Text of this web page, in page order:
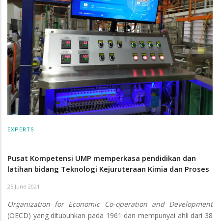
EXPERTS
Pusat Kompetensi UMP memperkasa pendidikan dan
latihan bidang Teknologi Kejuruteraan Kimia dan Proses
25 June 2021
Organization for Economic Co-operation and Development
(OECD) yang ditubuhkan pada 1961 dan mempunyai ahli dari 38